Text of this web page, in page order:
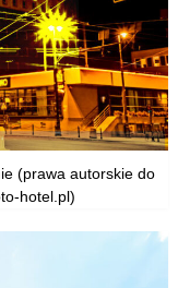
(prawa autorskie do
hotel.pl)